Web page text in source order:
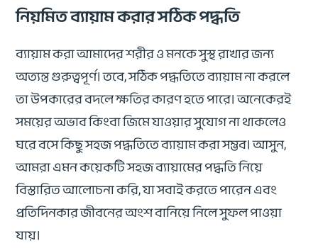
নিয়মিত ব্যায়াম করার সঠিক পদ্ধতি
ব্যায়াম করা আমাদের শরীর ও মনকে সুস্থ রাখার জন্য
অত্যন্ত গুরুত্বপূর্ণ। তবে, সঠিক পদ্ধতিতে ব্যায়াম না করলে
তা উপকারের বদলে ক্ষতির কারণ হতে পারে। অনেকেরই
সময়ের অভাব কিংবা জিমে যাওয়ার সুযোগ না থাকলেও
ঘরে বসে কিছু সহজ পদ্ধতিতে ব্যায়াম করা সম্ভব। আসুন,
আমরা এমন কয়েকটি সহজ ব্যায়ামের পদ্ধতি নিয়ে
বিস্তারিত আলোচনা করি, যা সবাই করতে পারেন এবং
প্রতিদিনকার জীবনের অংশ বানিয়ে নিলে সুফল পাওয়া
যায়।